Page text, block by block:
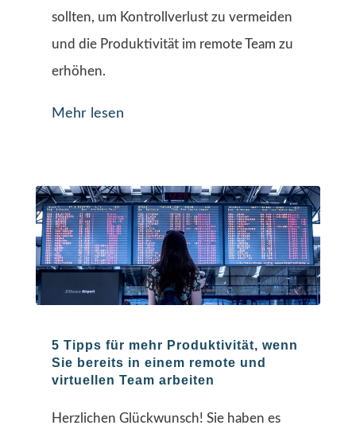
sollten, um Kontrollverlust zu vermeiden
und die Produktivität im remote Team zu
erhöhen.
Mehr lesen
5 Tipps für mehr Produktivität, wenn
Sie bereits in einem remote und
virtuellen Team arbeiten
Herzlichen Glückwunsch! Sie haben es